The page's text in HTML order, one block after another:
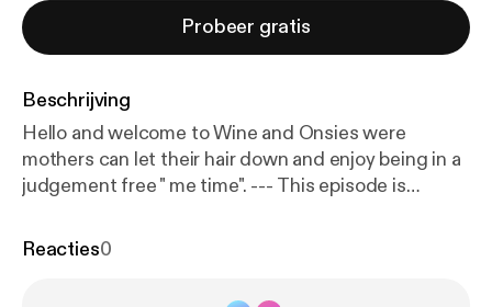
Probeer gratis
Beschrijving
Hello and welcome to Wine and Onsies were
mothers can let their hair down and enjoy being in a
judgement free " me time". --- This episode is
podcast.https://anchor.fm/app
Reacties0